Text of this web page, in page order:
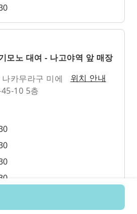
모노 대여 - 나고야역 앞 매장
카무라구 미에
10 5층
위치 안내